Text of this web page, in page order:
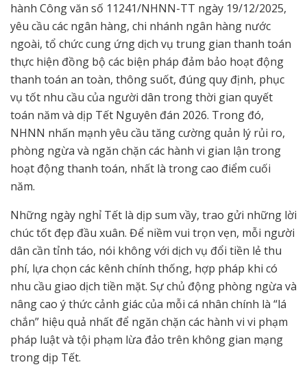
hành Công văn số 11241/NHNN-TT ngày 19/12/2025,
yêu cầu các ngân hàng, chi nhánh ngân hàng nước
ngoài, tổ chức cung ứng dịch vụ trung gian thanh toán
thực hiện đồng bộ các biện pháp đảm bảo hoạt động
thanh toán an toàn, thông suốt, đúng quy định, phục
vụ tốt nhu cầu của người dân trong thời gian quyết
toán năm và dịp Tết Nguyên đán 2026. Trong đó,
NHNN nhấn mạnh yêu cầu tăng cường quản lý rủi ro,
phòng ngừa và ngăn chặn các hành vi gian lận trong
hoạt động thanh toán, nhất là trong cao điểm cuối
năm.
Những ngày nghỉ Tết là dịp sum vầy, trao gửi những lời
chúc tốt đẹp đầu xuân. Để niềm vui trọn vẹn, mỗi người
dân cần tỉnh táo, nói không với dịch vụ đổi tiền lẻ thu
phí, lựa chọn các kênh chính thống, hợp pháp khi có
nhu cầu giao dịch tiền mặt. Sự chủ động phòng ngừa và
nâng cao ý thức cảnh giác của mỗi cá nhân chính là “lá
chắn” hiệu quả nhất để ngăn chặn các hành vi vi phạm
pháp luật và tội phạm lừa đảo trên không gian mạng
trong dịp Tết.